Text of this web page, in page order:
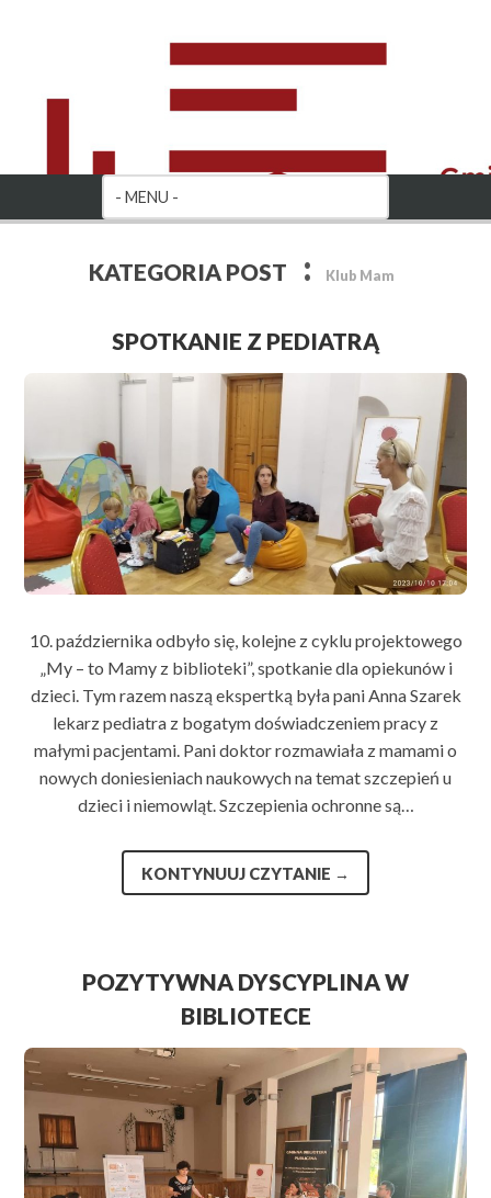
KATEGORIA POST : Klub Mam
SPOTKANIE Z PEDIATRĄ
10. października odbyło się, kolejne z cyklu projektowego
„My – to Mamy z biblioteki”, spotkanie dla opiekunów i
dzieci. Tym razem naszą ekspertką była pani Anna Szarek
lekarz pediatra z bogatym doświadczeniem pracy z
małymi pacjentami. Pani doktor rozmawiała z mamami o
nowych doniesieniach naukowych na temat szczepień u
dzieci i niemowląt. Szczepienia ochronne są…
KONTYNUUJ CZYTANIE →
POZYTYWNA DYSCYPLINA W
BIBLIOTECE